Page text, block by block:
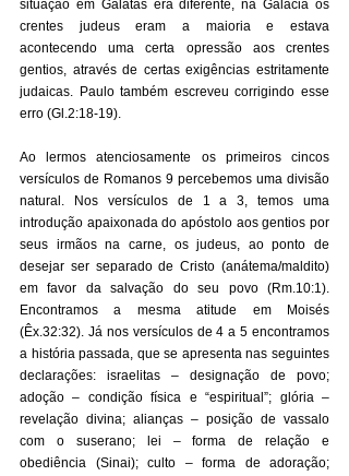
situação em Gálatas era diferente, na Galácia os
crentes judeus eram a maioria e estava
acontecendo uma certa opressão aos crentes
gentios, através de certas exigências estritamente
judaicas. Paulo também escreveu corrigindo esse
erro (Gl.2:18-19).
Ao lermos atenciosamente os primeiros cincos
versículos de Romanos 9 percebemos uma divisão
natural. Nos versículos de 1 a 3, temos uma
introdução apaixonada do apóstolo aos gentios por
seus irmãos na carne, os judeus, ao ponto de
desejar ser separado de Cristo (anátema/maldito)
em favor da salvação do seu povo (Rm.10:1).
Encontramos a mesma atitude em Moisés
(Êx.32:32). Já nos versículos de 4 a 5 encontramos
a história passada, que se apresenta nas seguintes
declarações: israelitas – designação de povo;
adoção – condição física e “espiritual”; glória –
revelação divina; alianças – posição de vassalo
com o suserano; lei – forma de relação e
obediência (Sinai); culto – forma de adoração;